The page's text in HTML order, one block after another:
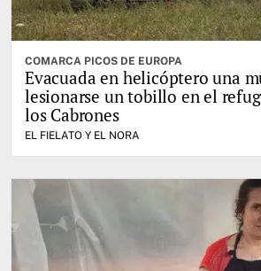
COMARCA PICOS DE EUROPA
Evacuada en helicóptero una
lesionarse un tobillo en el
los Cabrones
EL FIELATO Y EL NORA